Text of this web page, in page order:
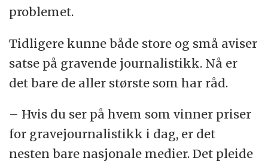
problemet.
Tidligere kunne både store og små aviser
satse på gravende journalistikk. Nå er
det bare de aller største som har råd.
– Hvis du ser på hvem som vinner priser
for gravejournalistikk i dag, er det
nesten bare nasjonale medier. Det pleide